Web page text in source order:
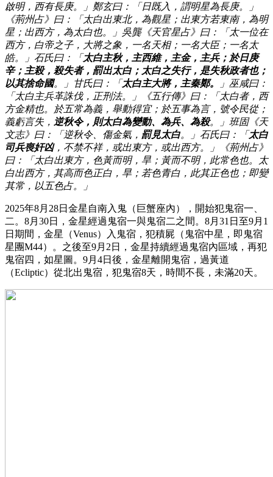
啟明，西有長庚。」鄭玄曰：「日既入，謂明星為長庚。」
《荊州占》曰：「太白出東北，為觀星；出東方若東南，為明
星；出西方，為太白也。」吳龔《天官星占》曰：「太一位在
西方，白帝之子，大將之象，一名天相；一名大臣；一名太
皓。」石氏曰：「 太白主秋，主西維，主金，主兵；於日庚
辛；主殺，殺失者，罰出太白；太白之失行，是失秋政者也；
以其捨命國。」甘氏曰：「 太白主大將，主秦鄭。
」巫咸曰：
「太白主兵革誅伐，正刑法。」《五行傳》曰：「太白者，西
方金精也。於五常為義，舉動得宜；於五事為言，號令民從；
義虧言失， 逆秋令，則太白為變動、為兵、為殺。」班固《天
文志》曰：「逆秋令、傷金氣， 罰見太白。」石氏曰：「 太白
司兵喪奸凶，不禁不祥，或出東方，或出西方。」《荊州占》
曰：「太白出東方，色黃而明，旱；黃而不明，此常色也。太
白出西方，其高而色正白，旱；若色青白，此其正色也；即變
其常，以五色占。」
2025年8月28日金星自南入鬼（巨蟹座內），開始犯鬼宿一、
二。8月30日，金星經過鬼宿一與鬼宿二之間。8月31日至9月1
日期間，金星（Venus）入鬼宿，犯積屍（鬼宿中星，即鬼宿
星團M44）。之後至9月2日，金星持續經過鬼宿內區域，再犯
鬼宿四，如星圖。9月4日後，金星離開鬼宿，過黃道
（Ecliptic）從北出鬼宿，犯鬼宿8天，時間不長，未滿20天。